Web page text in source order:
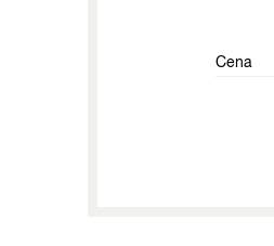
Cena